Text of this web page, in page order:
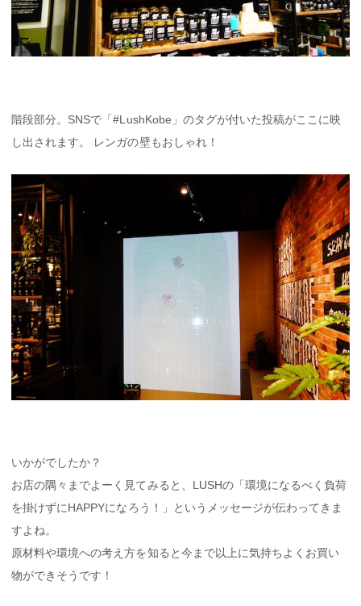
階段部分。SNSで「#LushKobe」のタグが付いた投稿がここに映
し出されます。 レンガの壁もおしゃれ！
いかがでしたか？
お店の隅々までよーく見てみると、LUSHの「環境になるべく負荷
を掛けずにHAPPYになろう！」というメッセージが伝わってきま
すよね。
原材料や環境への考え方を知ると今まで以上に気持ちよくお買い
物ができそうです！